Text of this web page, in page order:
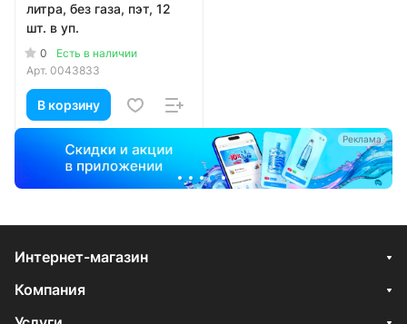
литра, без газа, пэт, 12
шт. в уп.
0
Есть в наличии
Арт. 0043833
В корзину
Реклама
Интернет-магазин
Компания